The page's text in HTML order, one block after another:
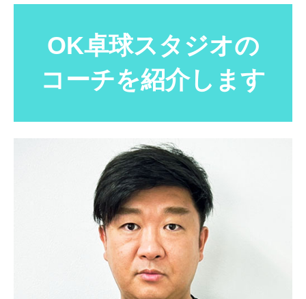
OK卓球スタジオの
コーチを紹介します